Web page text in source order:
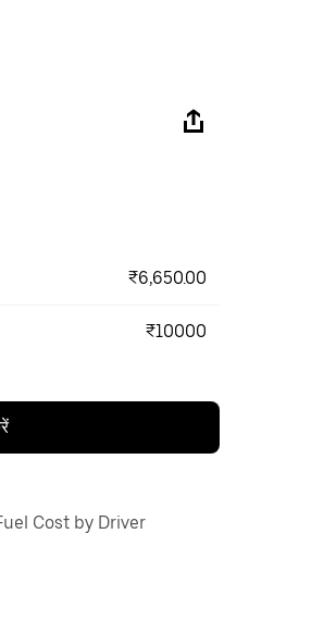
₹6,650.00
₹10000
Cost by Driver